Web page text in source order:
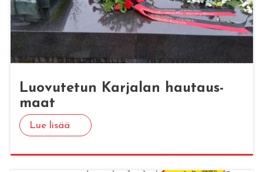
Luo­vu­te­tun Kar­ja­lan hau­taus­
maat
Lue lisää